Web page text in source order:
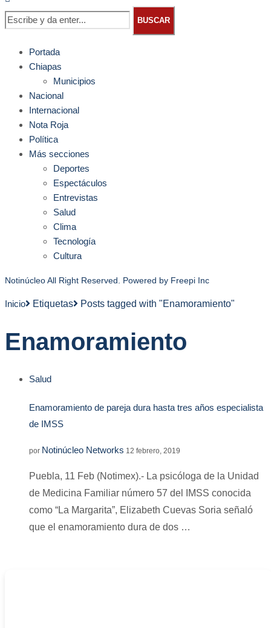
BUSCAR
Portada
Chiapas
Municipios
Nacional
Internacional
Nota Roja
Política
Más secciones
Deportes
Espectáculos
Entrevistas
Salud
Clima
Tecnología
Cultura
Notinúcleo All Right Reserved. Powered by Freepi Inc
Inicio Etiquetas Posts tagged with "Enamoramiento"
Enamoramiento
Salud
Enamoramiento de pareja dura hasta tres años especialista
de IMSS
por Notinúcleo Networks 12 febrero, 2019
Puebla, 11 Feb (Notimex).- La psicóloga de la Unidad
de Medicina Familiar número 57 del IMSS conocida
como “La Margarita”, Elizabeth Cuevas Soria señaló
que el enamoramiento dura de dos …